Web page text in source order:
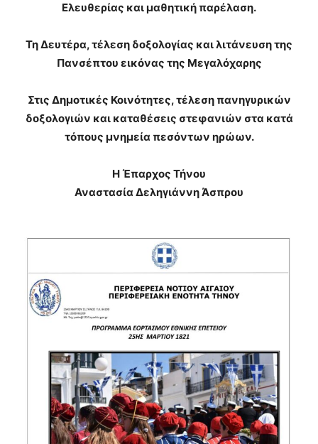
Ελευθερίας και μαθητική παρέλαση.
Τη Δευτέρα, τέλεση δοξολογίας και λιτάνευση της
Πανσέπτου εικόνας της Μεγαλόχαρης
Στις Δημοτικές Κοινότητες, τέλεση πανηγυρικών
δοξολογιών και καταθέσεις στεφανιών στα κατά
τόπους μνημεία πεσόντων ηρώων.
Η Έπαρχος Τήνου
Αναστασία Δεληγιάννη Άσπρου